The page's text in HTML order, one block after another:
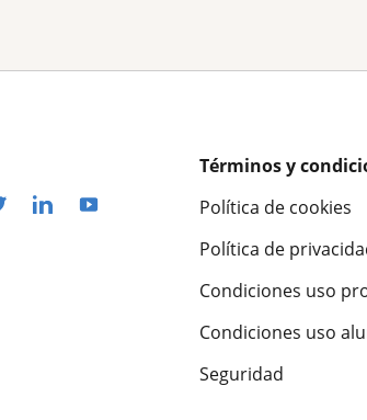
Términos y
Política de cookies
Política de
Condiciones uso
Condiciones uso
Seguridad